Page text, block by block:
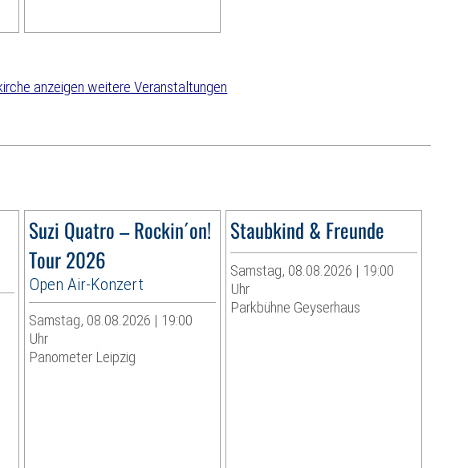
weitere Veranstaltungen
Suzi Quatro – Rockin´on!
Tour 2026
Open Air-Konzert
Samstag, 08.08.2026 | 19:00
Uhr
Panometer Leipzig
Staubkind & Freunde
Samstag, 08.08.2026 | 19:00
Uhr
Parkbühne Geyserhaus